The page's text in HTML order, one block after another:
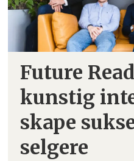
Future
kunstig
skape
selgere